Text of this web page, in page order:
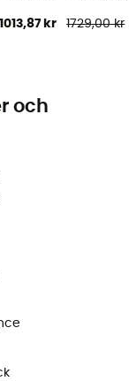
1013,87 kr 1729,00 kr
och